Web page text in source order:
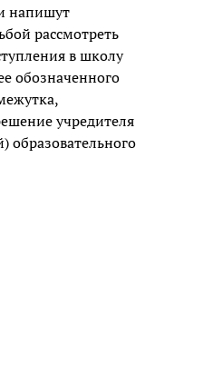
напишут
рассмотреть
в школу
обозначенного
учредителя
образовательного